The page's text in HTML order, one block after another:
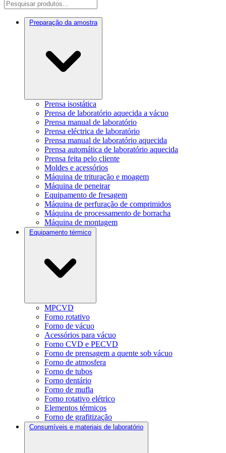
Preparação da amostra
Prensa isostática
Prensa de laboratório aquecida a vácuo
Prensa manual de laboratório
Prensa eléctrica de laboratório
Prensa manual de laboratório aquecida
Prensa automática de laboratório aquecida
Prensa feita pelo cliente
Moldes e acessórios
Máquina de trituração e moagem
Máquina de peneirar
Equipamento de fresagem
Máquina de perfuração de comprimidos
Máquina de processamento de borracha
Máquina de montagem
Equipamento térmico
MPCVD
Forno rotativo
Forno de vácuo
Acessórios para vácuo
Forno CVD e PECVD
Forno de prensagem a quente sob vácuo
Forno de atmosfera
Forno de tubos
Forno dentário
Forno de mufla
Forno rotativo elétrico
Elementos térmicos
Forno de grafitização
Consumíveis e materiais de laboratório